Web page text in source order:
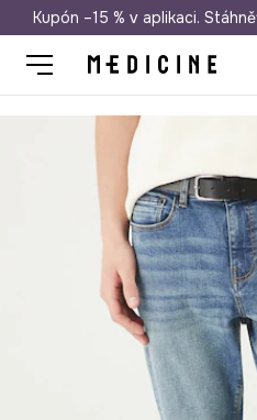
Doprava zdarma při
Kupón –15 % v aplikaci.